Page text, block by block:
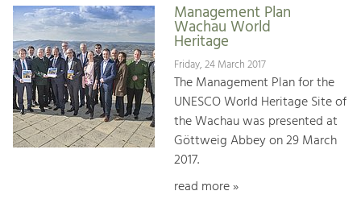
Management Plan
Wachau World
Heritage
Friday, 24 March 2017
The Management Plan for the
UNESCO World Heritage Site of
the Wachau was presented at
Göttweig Abbey on 29 March
2017.
read more »